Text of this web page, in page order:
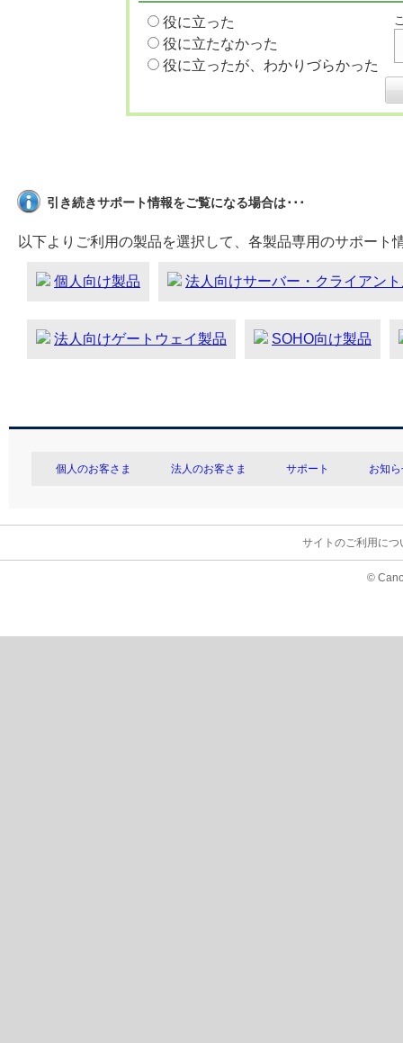
役に立った
役に立たなかった
役に立ったが、わかりづらかった
引き続きサポート情報をご覧になる場合は･･･
以下よりご利用の製品を選択して、各製品専用のサポート
個人向け製品 法人向けサーバー・クライアン
法人向けゲートウェイ製品 SOHO向け製品
個人のお客さま 法人のお客さま サポート お知
サイトのご利用につ
©